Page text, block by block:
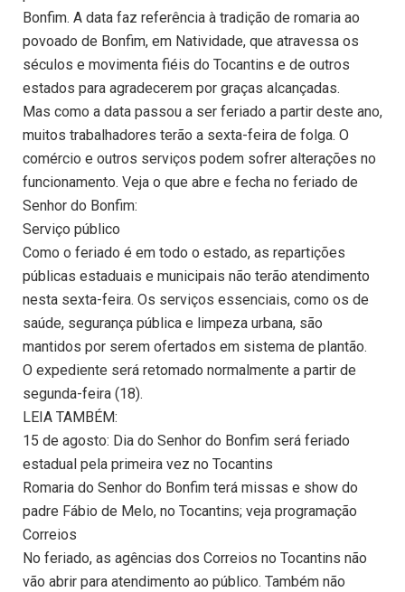
Bonfim. A data faz referência à tradição de romaria ao
povoado de Bonfim, em Natividade, que atravessa os
séculos e movimenta fiéis do Tocantins e de outros
estados para agradecerem por graças alcançadas.
Mas como a data passou a ser feriado a partir deste ano,
muitos trabalhadores terão a sexta-feira de folga. O
comércio e outros serviços podem sofrer alterações no
funcionamento. Veja o que abre e fecha no feriado de
Senhor do Bonfim:
Serviço público
Como o feriado é em todo o estado, as repartições
públicas estaduais e municipais não terão atendimento
nesta sexta-feira. Os serviços essenciais, como os de
saúde, segurança pública e limpeza urbana, são
mantidos por serem ofertados em sistema de plantão.
O expediente será retomado normalmente a partir de
segunda-feira (18).
LEIA TAMBÉM:
15 de agosto: Dia do Senhor do Bonfim será feriado
estadual pela primeira vez no Tocantins
Romaria do Senhor do Bonfim terá missas e show do
padre Fábio de Melo, no Tocantins; veja programação
Correios
No feriado, as agências dos Correios no Tocantins não
vão abrir para atendimento ao público. Também não